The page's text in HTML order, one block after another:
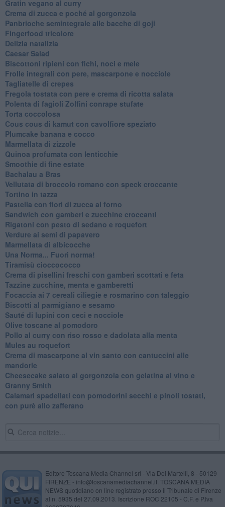
Gratin vegano al curry
Crema di zucca e poché al gorgonzola
Panbrioche semintegrale alle bacche di goji
Fingerfood tricolore
Delizia natalizia
Caesar Salad
Biscottoni ripieni con fichi, noci e mele
Frolle integrali con pere, mascarpone e nocciole
Tagliatelle di crepes
Fregola tostata con pere e crema di ricotta salata
Polenta di fagioli Zolfini conrape stufate
Torta coccolosa
Cous cous di kamut con cavolfiore speziato
Plumcake banana e cocco
Marmellata di zizzole
Quinoa profumata con lenticchie
Smoothie di fine estate
Bachalau a Bras
Vellutata di broccolo romano con speck croccante
Tortino in tazza
Pastella con fiori di zucca al forno
Sandwich con gamberi e zucchine croccanti
Rigatoni con pesto di sedano e roquefort
Verdure ai semi di papavero
Marmellata di albicocche
Una Norma... Fuori norma!
Tiramisù cioccococco
Crema di pisellini freschi con gamberi scottati e feta
Tazzine zucchine, menta e gamberetti
Focaccia ai 7 cereali ciliegie e rosmarino con taleggio
Biscotti al parmigiano e sesamo
Sauté di lupini con ceci e nocciole
Olive toscane al pomodoro
Pollo al curry con riso rosso e dadolata alla menta
Mules au roquefort
Crema di mascarpone al vin santo con cantuccini alle
mandorle
Cheesecake salato al gorgonzola con gelatina al vino e
Granny Smith
Calamari spadellati con pomodorini secchi e pinoli tostati,
con purè allo zafferano
Editore Toscana Media Channel srl - Via Dei Martelli, 8 - 50129
FIRENZE - info@toscanamediachannel.it. TOSCANA MEDIA
NEWS quotidiano on line registrato presso il Tribunale di Firenze
al n. 5935 del 27.09.2013. Iscrizione ROC 22105 - C.F. e P.Iva